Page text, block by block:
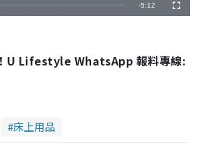
Remaining
-5:12 Fullscreen
U Lifestyle WhatsApp 報料專線:
床上用品